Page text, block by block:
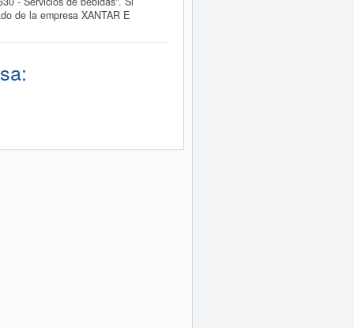
de la empresa XANTAR E